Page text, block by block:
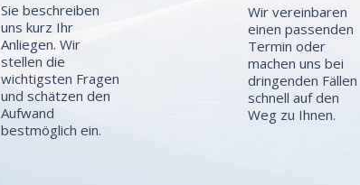
Sie beschreiben
uns kurz Ihr
Anliegen. Wir
stellen die
wichtigsten Fragen
und schätzen den
Aufwand
bestmöglich ein.
Wir vereinbaren
einen passenden
Termin oder
machen uns bei
dringenden Fällen
schnell auf den
Weg zu Ihnen.